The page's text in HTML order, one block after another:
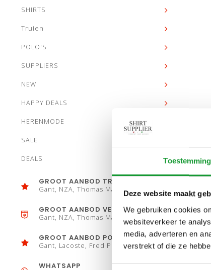
Toestemming
Deze website maakt
We gebruiken cookies
websiteverkeer te
media, adverteren en
verstrekt of die ze
SHIRTS
Truien
POLO'S
SUPPLIERS
NEW
HAPPY DEALS
HERENMODE
SALE
DEALS
GROOT AANBOD TRUIEN
Gant, NZA, Thomas Maine
GROOT AANBOD VESTEN
Gant, NZA, Thomas Maine
GROOT AANBOD POLO´S
Gant, Lacoste, Fred Perry
WHATSAPP